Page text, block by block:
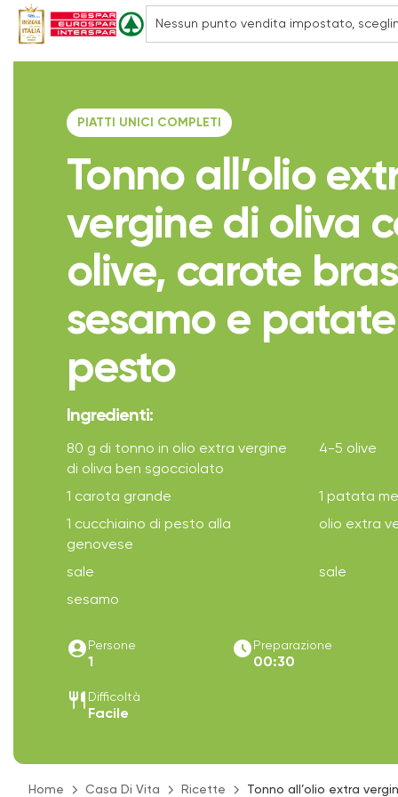
PIATTI UNICI COMPLETI
Tonno all’olio
vergine di oliva
olive, carote
sesamo e
pesto
Ingredienti:
80 g di tonno in olio extra vergine
di oliva ben sgocciolato
4-5 olive
1 carota grande
1 patata
1 cucchiaino di pesto alla
genovese
olio extra
sale
sale
sesamo
account_circle Persone
1
access_time_filled Preparazione
00:30
restaurant Difficoltà
Facile
Home Casa Di Vita Ricette Tonno all’olio extra